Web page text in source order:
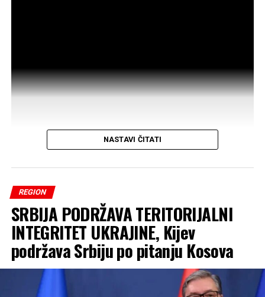
Zbog incidenta sjednica je prekinuta, a u skupštinsku
salu ušli su Kurtijevi tjelohranitelji.
poslanici naknadno biti obaviješteni o terminu nastavka
sjednice.
NASTAVI ČITATI
REGION
SRBIJA PODRŽAVA TERITORIJALNI
INTEGRITET UKRAJINE, Kijev
podržava Srbiju po pitanju Kosova